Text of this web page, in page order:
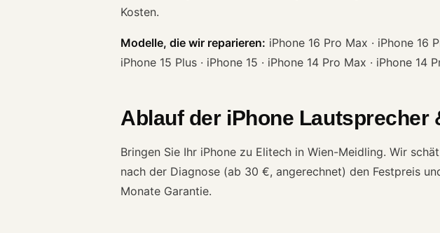
Kosten.
Modelle, die wir reparieren: iPhone 16 Pro Max · iPhone 16
iPhone 15 Plus · iPhone 15 · iPhone 14 Pro Max · iPhone 14
Ablauf der iPhone Lautsprecher
Bringen Sie Ihr iPhone zu Elitech in Wien-Meidling. Wir
nach der Diagnose (ab 30 €, angerechnet) den Festpreis
Monate Garantie.